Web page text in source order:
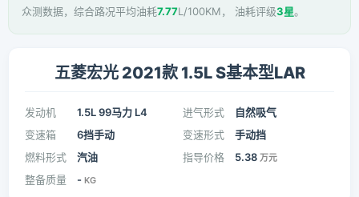
众测数据，综合路况平均油耗7.77L/100KM， 油耗评级3星。
五菱宏光 2021款 1.5L S基本型LAR
发动机 1.5L 99马力 L4 进气形式
自然吸气
变速箱
6挡手动 变速形式
手动挡
燃料形式
汽油 指导价格 5.38 万元
整备质量 - KG